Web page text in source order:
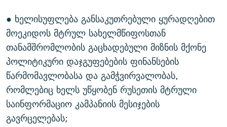
● ხელისუფლება განსაკუთრებული ყურადღებით
მოეკიდოს მტრულ სახელმწიფოსთან
თანამშრომლობის გაცხადებული მიზნის მქონე
პოლიტიკური დაჯგუფებების ფინანსების
წარმომავლობასა და გამჭვირვალობას,
რომლებიც ხელს უწყობენ რუსეთის მტრული
საინფორმაციო კამპანიის მესიჯების
გავრცელებას;